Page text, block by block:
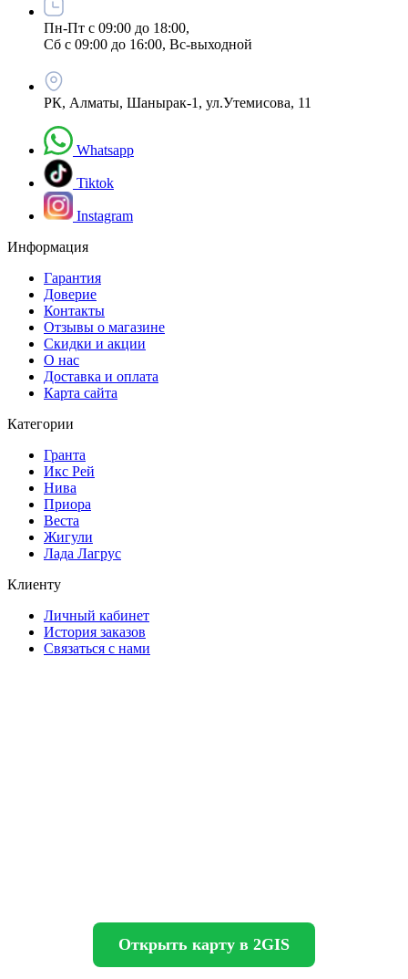
Пн-Пт с 09:00 до 18:00,
Сб с 09:00 до 16:00, Вс-выходной
РК, Алматы, Шанырак-1, ул.Утемисова, 11
Whatsapp
Tiktok
Instagram
Информация
Гарантия
Доверие
Контакты
Отзывы о магазине
Скидки и акции
О нас
Доставка и оплата
Карта сайта
Категории
Гранта
Икс Рей
Нива
Приора
Веста
Жигули
Лада Лагрус
Клиенту
Личный кабинет
История заказов
Связаться с нами
Открыть карту в 2GIS